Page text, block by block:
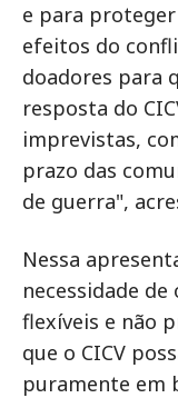
e para
efeitos do
doadores para
resposta do
imprevistas,
prazo das
de guerra",
Nessa
necessidade
flexíveis e não
que o CICV
puramente em